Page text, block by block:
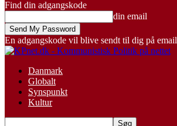
Find din adgangskode
din email
En adgangskode vil blive sendt til dig på email
Danmark
Globalt
Synspunkt
Kultur